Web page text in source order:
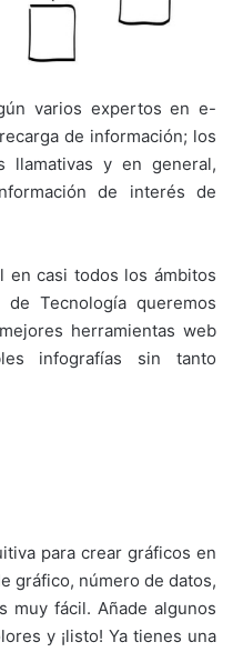
varios expertos en e-
de información; los
llamativas y en general,
de interés de
en casi todos los ámbitos
Tecnología queremos
herramientas web
infografías sin tanto
para crear gráficos en
gráfico, número de datos,
muy fácil. Añade algunos
y ¡listo! Ya tienes una